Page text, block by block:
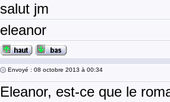
salut jm
eleanor
Envoyé : 08 octobre 2013 à 00:34
Eleanor, est-ce que le